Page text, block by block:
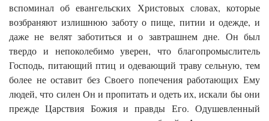
вспоминал об евангельских Христовых словах, которые
возбраняют излишнюю заботу о пище, питии и одежде, и
даже не велят заботиться и о завтрашнем дне. Он был
твердо и непоколебимо уверен, что благопромыслитель
Господь, питающий птиц и одевающий траву сельную, тем
более не оставит без Своего попечения работающих Ему
людей, что силен Он и пропитать и одеть их, искали бы они
прежде Царствия Божия и правды Его. Одушевленный